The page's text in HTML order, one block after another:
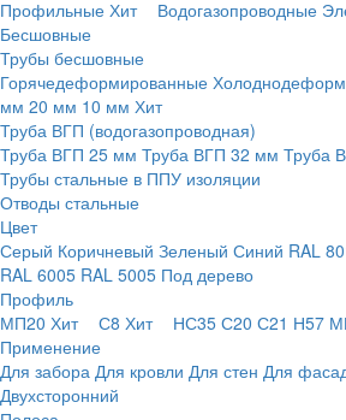
Профильные Хит Водогазопроводные
Бесшовные
Трубы бесшовные
Горячедеформированные
мм 20 мм 10 мм Хит
Труба ВГП (водогазопроводная)
Труба ВГП 25 мм Труба ВГП 32 мм Труба
Трубы стальные в ППУ изоляции
Отводы стальные
Цвет
Серый Коричневый Зеленый Синий RAL
RAL 6005 RAL 5005 Под дерево
Профиль
МП20 Хит С8 Хит НС35 С20 С21 Н57
Применение
Для забора Для кровли Для стен Для
Двухсторонний